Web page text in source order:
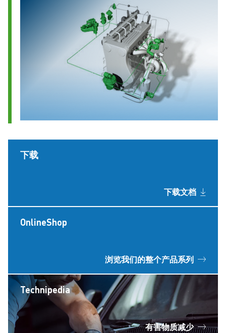
下载
下载文档
OnlineShop
浏览我们的整个产品系列
Technipedia
有害物质减少